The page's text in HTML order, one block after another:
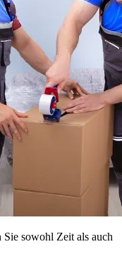
Sie sowohl Zeit als auch